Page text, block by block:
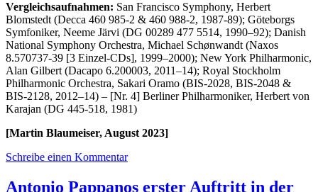
Vergleichsaufnahmen: San Francisco Symphony, Herbert
Blomstedt (Decca 460 985-2 & 460 988-2, 1987-89); Göteborgs
Symfoniker, Neeme Järvi (DG 00289 477 5514, 1990–92); Danish
National Symphony Orchestra, Michael Schønwandt (Naxos
8.570737-39 [3 Einzel-CDs], 1999–2000); New York Philharmonic,
Alan Gilbert (Dacapo 6.200003, 2011–14); Royal Stockholm
Philharmonic Orchestra, Sakari Oramo (BIS-2028, BIS-2048 &
BIS-2128, 2012–14) – [Nr. 4] Berliner Philharmoniker, Herbert von
Karajan (DG 445-518, 1981)
[Martin Blaumeiser, August 2023]
Schreibe einen Kommentar
Antonio Pappanos erster Auftritt in der